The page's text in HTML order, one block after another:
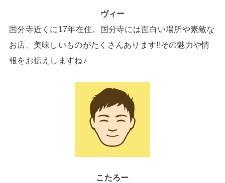
ヴィー
国分寺近くに17年在住。国分寺には面白い場所や素敵な
お店、美味しいものがたくさんあります‼その魅力や情
報をお伝えしますね♪
こたろー